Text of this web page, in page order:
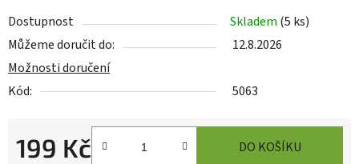
Dostupnost Skladem (5 ks)
Můžeme doručit do:
12.8.2026
Možnosti doručení
Kód:
5063
199 Kč DO KOŠÍKU